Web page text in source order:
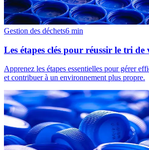
Gestion des déchets6 min
Les étapes clés pour réussir le tri de
Apprenez les étapes essentielles pour gérer
et contribuer à un environnement plus propre.